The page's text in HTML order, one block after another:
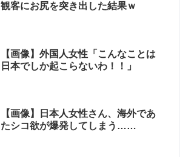
観客にお尻を突き出した結果ｗ
【画像】外国人女性「こんなことは
日本でしか起こらないわ！！」
【画像】日本人女性さん、海外であ
たシコ欲が爆発してしまう……